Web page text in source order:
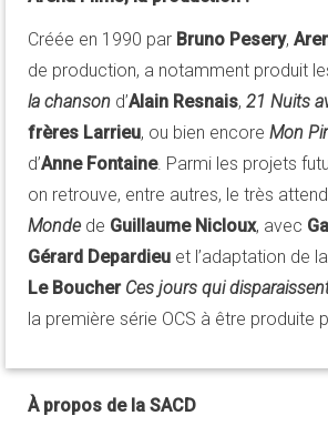
Créée en 1990 par Bruno Pesery,
de production, a notamment produit
la chanson d’Alain Resnais, 21 Nuits
frères Larrieu, ou bien encore Mon
d’Anne Fontaine. Parmi les projets
on retrouve, entre autres, le très
Monde de Guillaume Nicloux, avec
Gérard Depardieu et l’adaptation de
Le Boucher Ces jours qui
la première série OCS à être produite
À propos de la SACD